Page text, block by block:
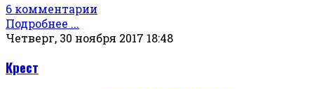
6 комментарии
Подробнее ...
Четверг, 30 ноября 2017 18:48
Крест